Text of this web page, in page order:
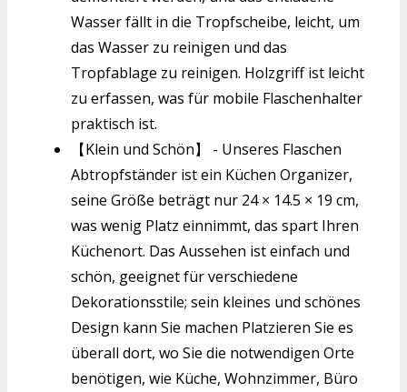
Wasser fällt in die Tropfscheibe, leicht, um
das Wasser zu reinigen und das
Tropfablage zu reinigen. Holzgriff ist leicht
zu erfassen, was für mobile Flaschenhalter
praktisch ist.
【Klein und Schön】 - Unseres Flaschen
Abtropfständer ist ein Küchen Organizer,
seine Größe beträgt nur 24 × 14.5 × 19 cm,
was wenig Platz einnimmt, das spart Ihren
Küchenort. Das Aussehen ist einfach und
schön, geeignet für verschiedene
Dekorationsstile; sein kleines und schönes
Design kann Sie machen Platzieren Sie es
überall dort, wo Sie die notwendigen Orte
benötigen, wie Küche, Wohnzimmer, Büro